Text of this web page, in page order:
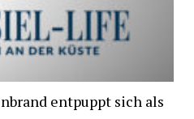
entpuppt sich als